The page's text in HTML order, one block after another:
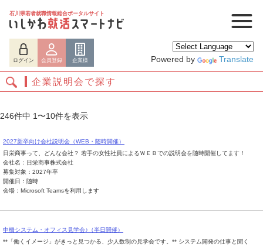
石川県若者就職情報総合ポータルサイト
ログイン 会員登録 企業様 Powered by Translate
企業説明会で探す
246件中 1〜10件を表示
2027新卒向け会社説明会（WEB・随時開催）
日栄商事って、どんな会社？ 若手の女性社員によるＷＥＢでの説明会を随時開催してます！
会社名：日栄商事株式会社
募集対象：2027年卒
開催日：随時
会場：Microsoft Teamsを利用します
中橋システム・オフィス見学会♪（半日開催）
**「働くイメージ」がきっと見つかる、少人数制の見学会です。** システム開発の仕事と聞く